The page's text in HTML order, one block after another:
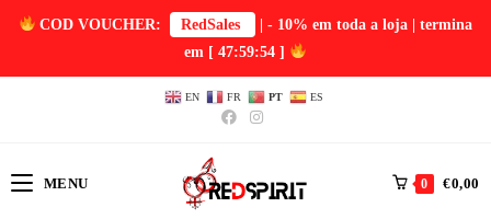
COD VOUCHER: RedSales
| - 10% em toda a loja | termina
em [ 47:59:54 ]
EN FR PT ES
MENU 0 €0,00